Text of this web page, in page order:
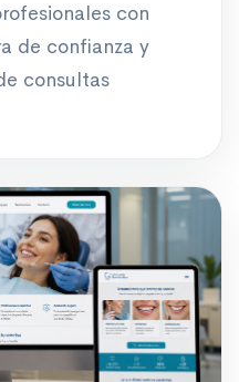
con
de confianza y
consultas